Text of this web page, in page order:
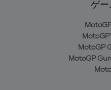
ゲー
MotoGP
MotoGP